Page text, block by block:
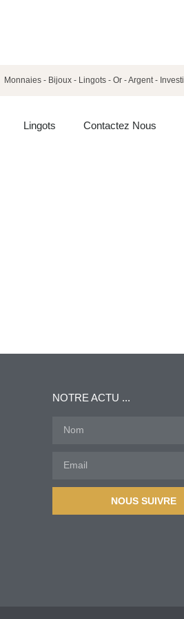
Monnaies - Bijoux - Lingots - Or - Argent -
Lingots Contactez Nous
NOTRE ACTU ...
NOUS SUIVRE